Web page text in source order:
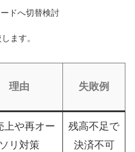
ドへ切替検討
ます。
理由 失敗例
上や再オー
ソリ対策
残高不足で
決済不可